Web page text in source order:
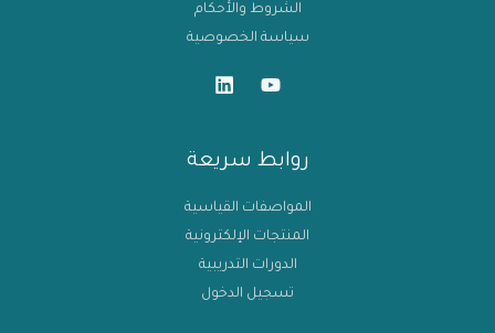
الشروط والأحكام
سياسة الخصوصية
روابط سريعة
المواصفات القياسية
المنتجات الإلكترونية
الدورات التدريبية
تسجيل الدخول